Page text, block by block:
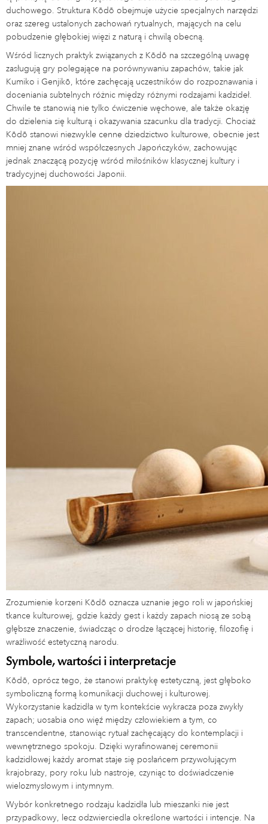
duchowego. Struktura Kōdō obejmuje użycie specjalnych narzędzi
oraz szereg ustalonych zachowań rytualnych, mających na celu
pobudzenie głębokiej więzi z naturą i chwilą obecną.
Wśród licznych praktyk związanych z Kōdō na szczególną uwagę
zasługują gry polegające na porównywaniu zapachów, takie jak
Kumiko i Genjikō, które zachęcają uczestników do rozpoznawania i
doceniania subtelnych różnic między różnymi rodzajami kadzideł.
Chwile te stanowią nie tylko ćwiczenie węchowe, ale także okazję
do dzielenia się kulturą i okazywania szacunku dla tradycji. Chociaż
Kōdō stanowi niezwykle cenne dziedzictwo kulturowe, obecnie jest
mniej znane wśród współczesnych Japończyków, zachowując
jednak znaczącą pozycję wśród miłośników klasycznej kultury i
tradycyjnej duchowości Japonii.
Zrozumienie korzeni Kōdō oznacza uznanie jego roli w japońskiej
tkance kulturowej, gdzie każdy gest i każdy zapach niosą ze sobą
głębsze znaczenie, świadcząc o drodze łączącej historię, filozofię i
wrażliwość estetyczną narodu.
Symbole, wartości i interpretacje
Kōdō, oprócz tego, że stanowi praktykę estetyczną, jest głęboko
symboliczną formą komunikacji duchowej i kulturowej.
Wykorzystanie kadzidła w tym kontekście wykracza poza zwykły
zapach; uosabia ono więź między człowiekiem a tym, co
transcendentne, stanowiąc rytuał zachęcający do kontemplacji i
wewnętrznego spokoju. Dzięki wyrafinowanej ceremonii
kadzidłowej każdy aromat staje się posłańcem przywołującym
krajobrazy, pory roku lub nastroje, czyniąc to doświadczenie
wielozmysłowym i intymnym.
Wybór konkretnego rodzaju kadzidła lub mieszanki nie jest
przypadkowy, lecz odzwierciedla określone wartości i intencje. Na